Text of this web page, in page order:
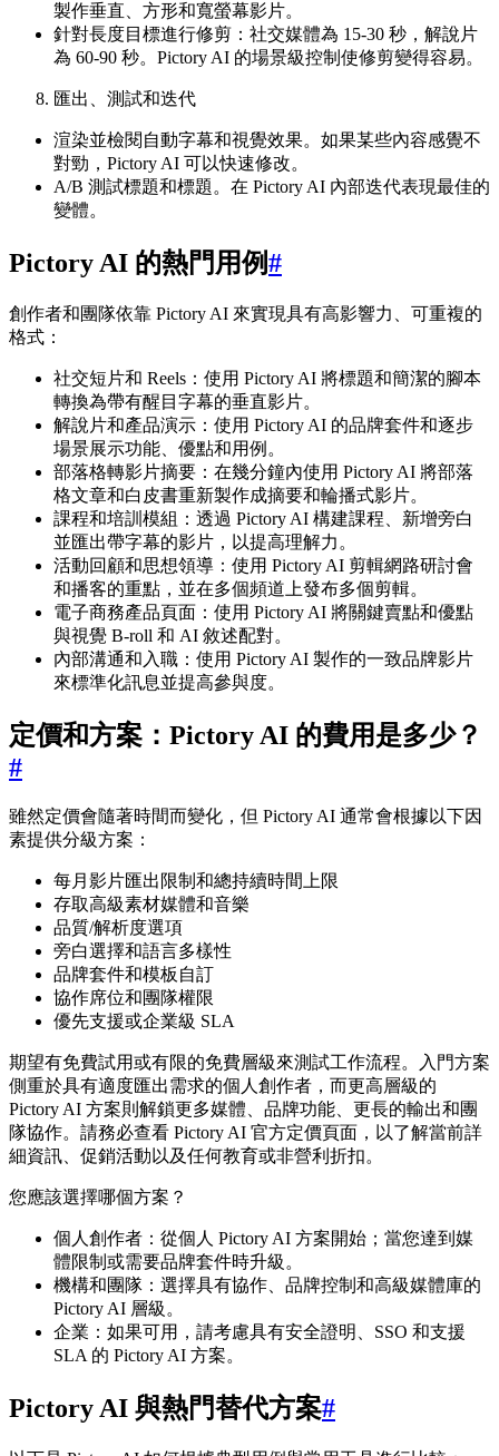
製作垂直、方形和寬螢幕影片。
針對長度目標進行修剪：社交媒體為 15-30 秒，解說片
為 60-90 秒。Pictory AI 的場景級控制使修剪變得容易。
匯出、測試和迭代
渲染並檢閱自動字幕和視覺效果。如果某些內容感覺不
對勁，Pictory AI 可以快速修改。
A/B 測試標題和標題。在 Pictory AI 內部迭代表現最佳的
變體。
Pictory AI 的熱門用例#
創作者和團隊依靠 Pictory AI 來實現具有高影響力、可重複的
格式：
社交短片和 Reels：使用 Pictory AI 將標題和簡潔的腳本
轉換為帶有醒目字幕的垂直影片。
解說片和產品演示：使用 Pictory AI 的品牌套件和逐步
場景展示功能、優點和用例。
部落格轉影片摘要：在幾分鐘內使用 Pictory AI 將部落
格文章和白皮書重新製作成摘要和輪播式影片。
課程和培訓模組：透過 Pictory AI 構建課程、新增旁白
並匯出帶字幕的影片，以提高理解力。
活動回顧和思想領導：使用 Pictory AI 剪輯網路研討會
和播客的重點，並在多個頻道上發布多個剪輯。
電子商務產品頁面：使用 Pictory AI 將關鍵賣點和優點
與視覺 B-roll 和 AI 敘述配對。
內部溝通和入職：使用 Pictory AI 製作的一致品牌影片
來標準化訊息並提高參與度。
定價和方案：Pictory AI 的費用是多少？
#
雖然定價會隨著時間而變化，但 Pictory AI 通常會根據以下因
素提供分級方案：
每月影片匯出限制和總持續時間上限
存取高級素材媒體和音樂
品質/解析度選項
旁白選擇和語言多樣性
品牌套件和模板自訂
協作席位和團隊權限
優先支援或企業級 SLA
期望有免費試用或有限的免費層級來測試工作流程。入門方案
側重於具有適度匯出需求的個人創作者，而更高層級的
Pictory AI 方案則解鎖更多媒體、品牌功能、更長的輸出和團
隊協作。請務必查看 Pictory AI 官方定價頁面，以了解當前詳
細資訊、促銷活動以及任何教育或非營利折扣。
您應該選擇哪個方案？
個人創作者：從個人 Pictory AI 方案開始；當您達到媒
體限制或需要品牌套件時升級。
機構和團隊：選擇具有協作、品牌控制和高級媒體庫的
Pictory AI 層級。
企業：如果可用，請考慮具有安全證明、SSO 和支援
SLA 的 Pictory AI 方案。
Pictory AI 與熱門替代方案#